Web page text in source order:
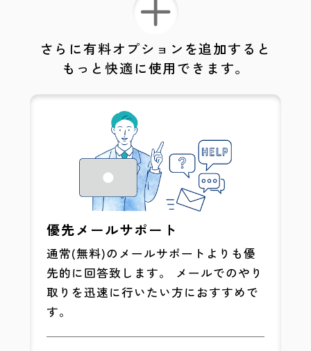
さらに有料オプションを追加すると
もっと快適に使用できます。
優先メールサポート
通常(無料)のメールサポートよりも優
先的に回答致します。 メールでのやり
取りを迅速に行いたい方におすすめで
す。